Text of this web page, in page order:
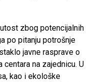
zbog potencijalnih
po pitanju potrošnje
javne rasprave o
na zajednicu. U
kao i ekološke